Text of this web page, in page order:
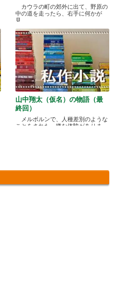
カウラの町の郊外に出て、野原の
中の道を走ったら、右手に何かが
見.....
山中翔太（仮名）の物語（最
終回）
メルボルンで、人種差別のような
ことをされた、嫌な体験がありま